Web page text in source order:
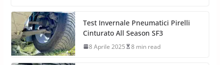
Test Invernale Pneumatici Pirelli
Cinturato All Season SF3
8 Aprile 2025 8 min read